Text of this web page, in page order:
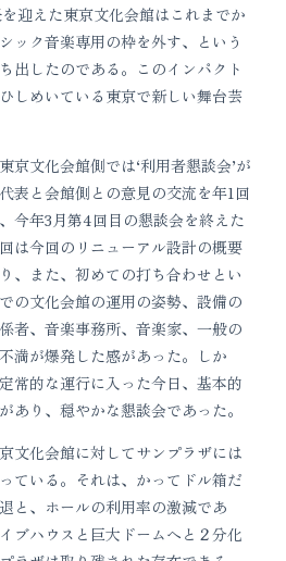
迎えた東京文化会館はこれまでか
ック音楽専用の枠を外す、という
出したのである。このインパクト
しめいている東京で新しい舞台芸
京文化会館側では‘利用者懇談会’が
表と会館側との意見の交流を年1回
今年3月第4回目の懇談会を終えた
は今回のリニューアル設計の概要
、また、初めての打ち合わせとい
の文化会館の運用の姿勢、設備の
者、音楽事務所、音楽家、一般の
満が爆発した感があった。しか
常的な運行に入った今日、基本的
あり、穏やかな懇談会であった。
文化会館に対してサンプラザには
ている。それは、かってドル箱だ
と、ホールの利用率の激減であ
ブハウスと巨大ドームへと２分化